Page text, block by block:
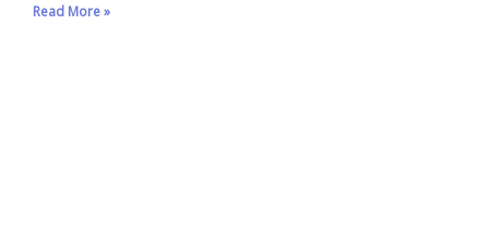
Read More »